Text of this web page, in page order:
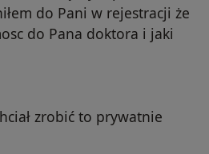
do Pani w rejestracji że
do Pana doktora i jaki
zrobić to prywatnie